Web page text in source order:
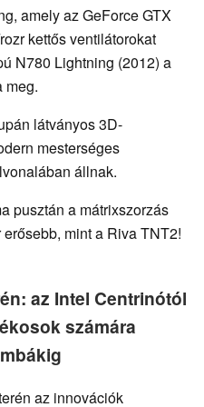
amely az GeForce GTX
kettős ventilátorokat
N780 Lightning (2012) a
meg.
látványos 3D-
mesterséges
állnak.
pusztán a mátrixszorzás
mint a Riva TNT2!
az Intel Centrinótól
számára
az innovációk